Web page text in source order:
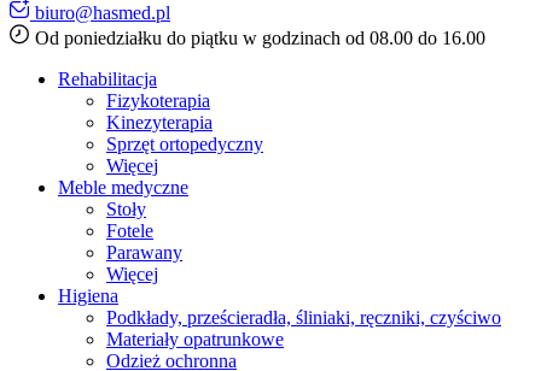
biuro@hasmed.pl
Od poniedziałku do piątku w godzinach od 08.00 do 16.00
Rehabilitacja
Fizykoterapia
Kinezyterapia
Sprzęt ortopedyczny
Więcej
Meble medyczne
Stoły
Fotele
Parawany
Więcej
Higiena
Podkłady, prześcieradła, śliniaki, ręczniki, czyściwo
Materiały opatrunkowe
Odzież ochronna